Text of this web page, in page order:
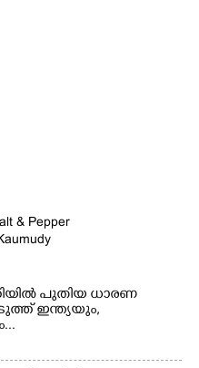
പുതിയ ധാരണ
ഇന്ത്യയും,